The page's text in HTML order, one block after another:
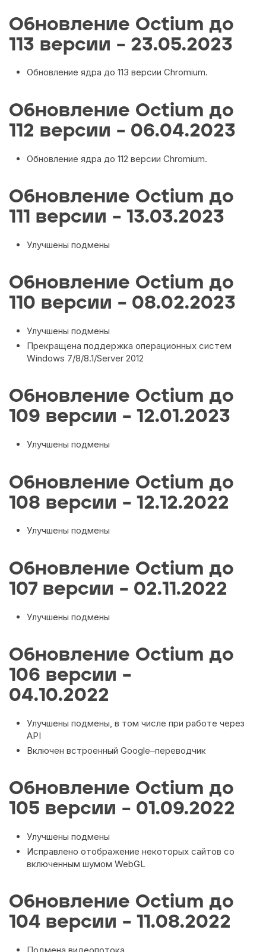
Обновление Octium до
113 версии – 23.05.2023
Обновление ядра до 113 версии Chromium.
Обновление Octium до
112 версии – 06.04.2023
Обновление ядра до 112 версии Chromium.
Обновление Octium до
111 версии – 13.03.2023
Улучшены подмены
Обновление Octium до
110 версии – 08.02.2023
Улучшены подмены
Прекращена поддержка операционных систем
Windows 7/8/8.1/Server 2012
Обновление Octium до
109 версии – 12.01.2023
Улучшены подмены
Обновление Octium до
108 версии – 12.12.2022
Улучшены подмены
Обновление Octium до
107 версии – 02.11.2022
Улучшены подмены
Обновление Octium до
106 версии –
04.10.2022
Улучшены подмены, в том числе при работе через
API
Включен встроенный Google–переводчик
Обновление Octium до
105 версии – 01.09.2022
Улучшены подмены
Исправлено отображение некоторых сайтов со
включенным шумом WebGL
Обновление Octium до
104 версии – 11.08.2022